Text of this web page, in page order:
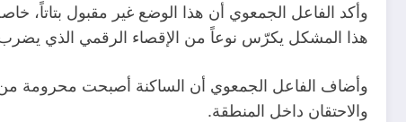
وأكد الفاعل الجمعوي أن هذا الوضع غير مقبول بتاتاً،
هذا المشكل يكرّس نوعاً من الإقصاء الرقمي الذي يضرب
وأضاف الفاعل الجمعوي أن الساكنة أصبحت محرومة من
والاحتقان داخل المنطقة.